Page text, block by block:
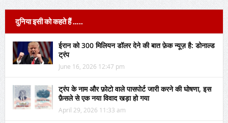
दुनिया इसी को कहते हैं …..
ईरान को 300 मिलियन डॉलर देने की बात फ़ेक न्यूज़ है: डोनाल्ड
ट्रंप
June 16, 2026 12:47 pm
ट्रंप के नाम और फ़ोटो वाले पासपोर्ट जारी करने की घोषणा, इस
फ़ैसले से एक नया विवाद खड़ा हो गया
April 29, 2026 11:33 am